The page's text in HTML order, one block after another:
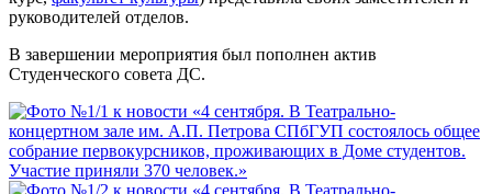
руководителей отделов.
В завершении мероприятия был пополнен актив
Студенческого совета ДС.